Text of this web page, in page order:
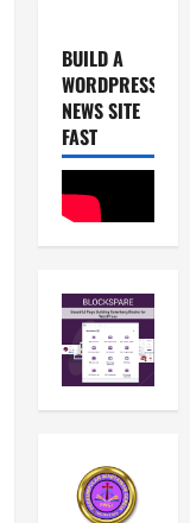
BUILD A
WORDPRESS
NEWS SITE
FAST